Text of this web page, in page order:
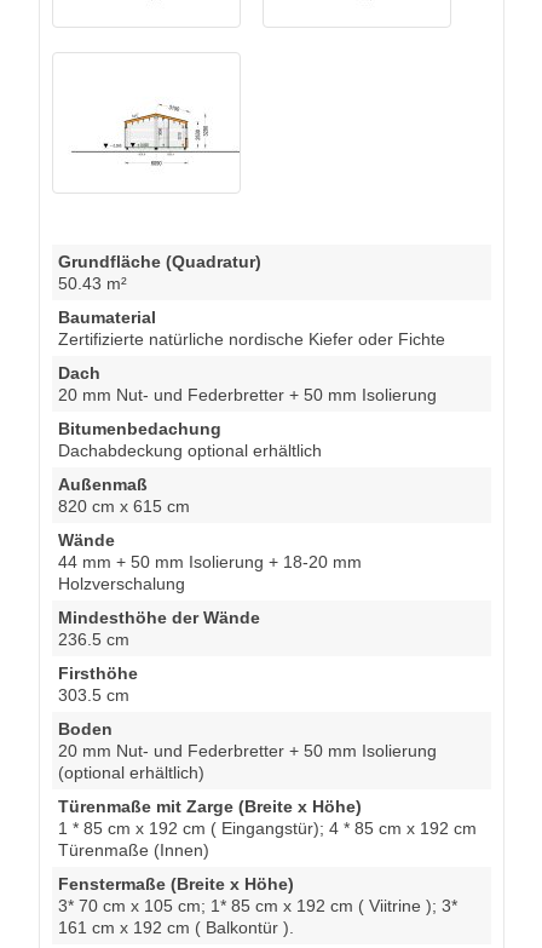
Grundfläche (Quadratur)
50.43 m²
Baumaterial
Zertifizierte natürliche nordische Kiefer oder Fichte
Dach
20 mm Nut- und Federbretter + 50 mm Isolierung
Bitumenbedachung
Dachabdeckung optional erhältlich
Außenmaß
820 cm x 615 cm
Wände
44 mm + 50 mm Isolierung + 18-20 mm
Holzverschalung
Mindesthöhe der Wände
236.5 cm
Firsthöhe
303.5 cm
Boden
20 mm Nut- und Federbretter + 50 mm Isolierung
(optional erhältlich)
Türenmaße mit Zarge (Breite x Höhe)
1 * 85 cm x 192 cm ( Eingangstür); 4 * 85 cm x 192 cm
Türenmaße (Innen)
Fenstermaße (Breite x Höhe)
3* 70 cm x 105 cm; 1* 85 cm x 192 cm ( Viitrine ); 3*
161 cm x 192 cm ( Balkontür ).